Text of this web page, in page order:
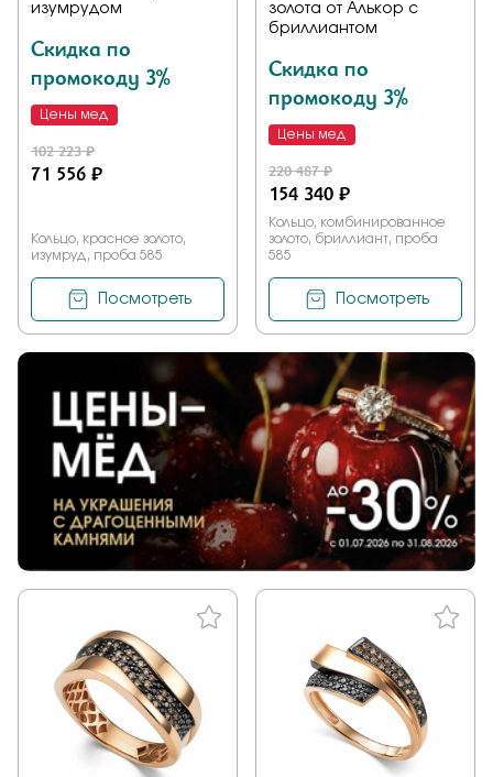
изумрудом
Скидка по
промокоду 3%
Цены мед
102 223 ₽
71 556 ₽
Кольцо, красное золото,
изумруд, проба 585
Посмотреть
золота от Алькор с
бриллиантом
Скидка по
промокоду 3%
Цены мед
220 487 ₽
154 340 ₽
Кольцо, комбинированное
золото, бриллиант, проба
585
Посмотреть